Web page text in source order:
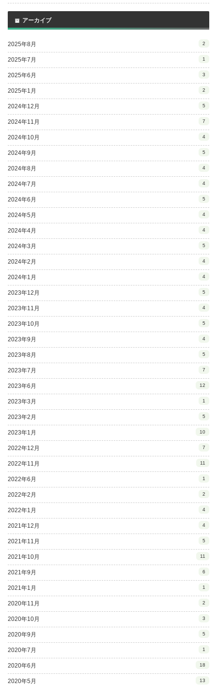
アーカイブ
2025年8月 2
2025年7月 1
2025年6月 3
2025年1月 2
2024年12月 5
2024年11月 7
2024年10月 4
2024年9月 5
2024年8月 4
2024年7月 4
2024年6月 5
2024年5月 4
2024年4月 4
2024年3月 5
2024年2月 4
2024年1月 4
2023年12月 5
2023年11月 4
2023年10月 5
2023年9月 4
2023年8月 5
2023年7月 7
2023年6月 12
2023年3月 1
2023年2月 5
2023年1月 10
2022年12月 7
2022年11月 11
2022年6月 1
2022年2月 2
2022年1月 4
2021年12月 4
2021年11月 5
2021年10月 11
2021年9月 6
2021年1月 1
2020年11月 2
2020年10月 3
2020年9月 5
2020年7月 1
2020年6月 18
2020年5月 13